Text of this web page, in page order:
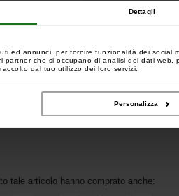
Dettagli
ed annunci, per fornire funzionalità dei
partner che si occupano di analisi dei dati
dal tuo utilizzo dei loro servizi.
Personalizza
per l'uso con la maggior parte dei picchi,
perfetto e sicuro
tale articolo hanno comprato anche: